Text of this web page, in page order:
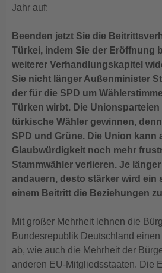
Jahr auf:
Beenden jetzt Sie die
Türkei, indem Sie der Eröffnung
weiterer Verhandlungskapitel
Sie nicht länger Außenminister
der für die SPD um
Türken wirbt. Die
türkische Wähler gewinnen,
SPD und Grüne. Die Union kann
Glaubwürdigkeit noch mehr
Stammwähler verlieren. Je
andauern, desto stärker wird ein
einem Beitritt die Beziehungen
Mit großer Mehrheit lehnen die
Bundesrepublik Deutschland
ab, wie auch die Mehrheit der
anderen EU-Mitgliedsstaaten. Die